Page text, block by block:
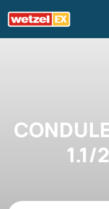
1.1/